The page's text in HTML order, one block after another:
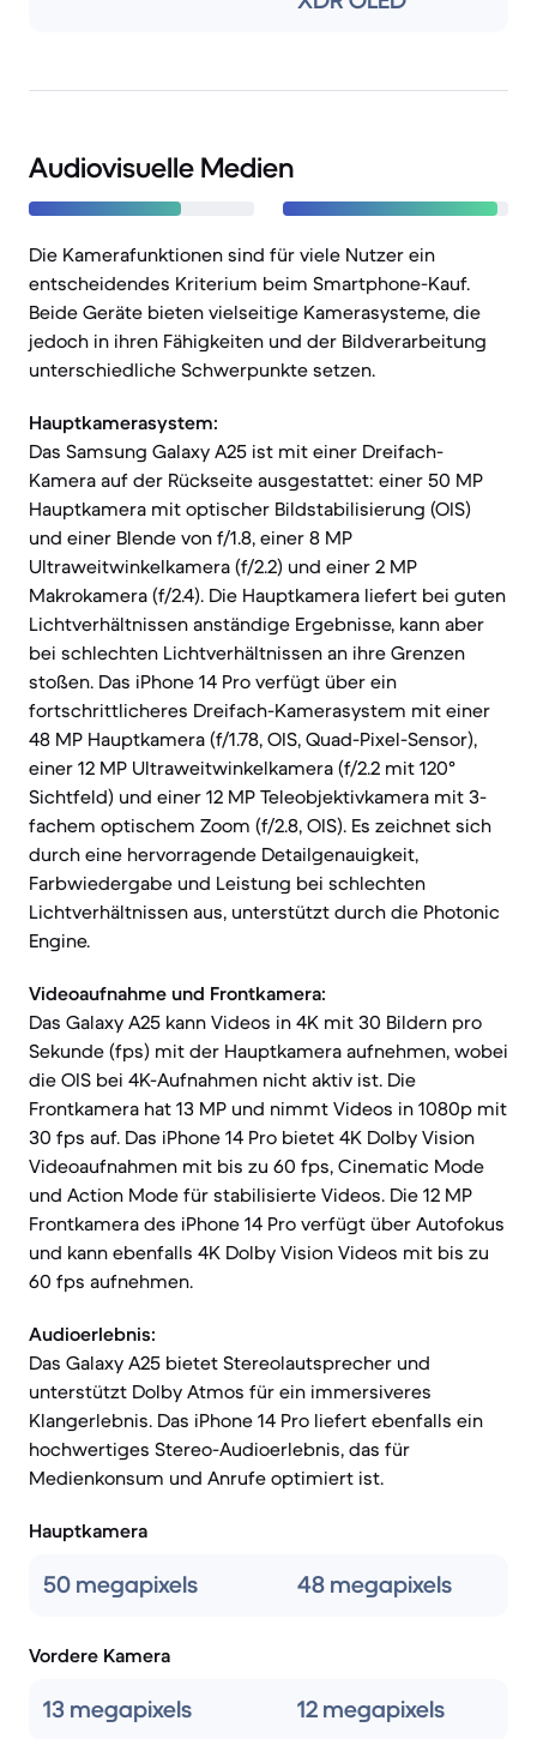
Audiovisuelle Medien
Die Kamerafunktionen sind für viele Nutzer ein
entscheidendes Kriterium beim Smartphone-Kauf.
Beide Geräte bieten vielseitige Kamerasysteme, die
jedoch in ihren Fähigkeiten und der Bildverarbeitung
unterschiedliche Schwerpunkte setzen.
Hauptkamerasystem:
Das Samsung Galaxy A25 ist mit einer Dreifach-
Kamera auf der Rückseite ausgestattet: einer 50 MP
Hauptkamera mit optischer Bildstabilisierung (OIS)
und einer Blende von f/1.8, einer 8 MP
Ultraweitwinkelkamera (f/2.2) und einer 2 MP
Makrokamera (f/2.4). Die Hauptkamera liefert bei guten
Lichtverhältnissen anständige Ergebnisse, kann aber
bei schlechten Lichtverhältnissen an ihre Grenzen
stoßen. Das iPhone 14 Pro verfügt über ein
fortschrittlicheres Dreifach-Kamerasystem mit einer
48 MP Hauptkamera (f/1.78, OIS, Quad-Pixel-Sensor),
einer 12 MP Ultraweitwinkelkamera (f/2.2 mit 120°
Sichtfeld) und einer 12 MP Teleobjektivkamera mit 3-
fachem optischem Zoom (f/2.8, OIS). Es zeichnet sich
durch eine hervorragende Detailgenauigkeit,
Farbwiedergabe und Leistung bei schlechten
Lichtverhältnissen aus, unterstützt durch die Photonic
Engine.
Videoaufnahme und Frontkamera:
Das Galaxy A25 kann Videos in 4K mit 30 Bildern pro
Sekunde (fps) mit der Hauptkamera aufnehmen, wobei
die OIS bei 4K-Aufnahmen nicht aktiv ist. Die
Frontkamera hat 13 MP und nimmt Videos in 1080p mit
30 fps auf. Das iPhone 14 Pro bietet 4K Dolby Vision
Videoaufnahmen mit bis zu 60 fps, Cinematic Mode
und Action Mode für stabilisierte Videos. Die 12 MP
Frontkamera des iPhone 14 Pro verfügt über Autofokus
und kann ebenfalls 4K Dolby Vision Videos mit bis zu
60 fps aufnehmen.
Audioerlebnis:
Das Galaxy A25 bietet Stereolautsprecher und
unterstützt Dolby Atmos für ein immersiveres
Klangerlebnis. Das iPhone 14 Pro liefert ebenfalls ein
hochwertiges Stereo-Audioerlebnis, das für
Medienkonsum und Anrufe optimiert ist.
Hauptkamera
50 megapixels 48 megapixels
Vordere Kamera
13 megapixels 12 megapixels